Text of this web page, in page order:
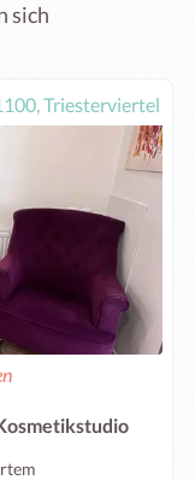
sich
Triesterviertel